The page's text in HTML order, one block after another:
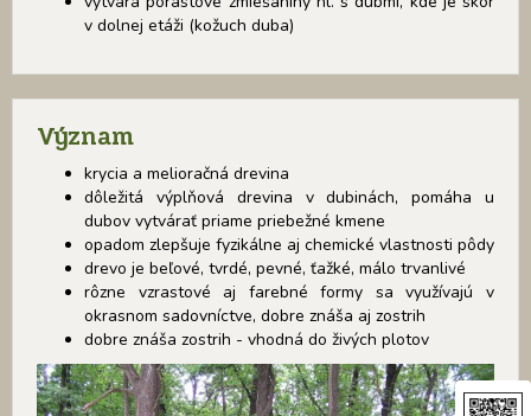
v dolnej etáži (kožuch duba)
Význam
krycia a melioračná drevina
dôležitá výplňová drevina v dubinách, pomáha u
dubov vytvárať priame priebežné kmene
opadom zlepšuje fyzikálne aj chemické vlastnosti pôdy
drevo je beľové, tvrdé, pevné, ťažké, málo trvanlivé
rôzne vzrastové aj farebné formy sa využívajú v
okrasnom sadovníctve, dobre znáša aj zostrih
dobre znáša zostrih - vhodná do živých plotov